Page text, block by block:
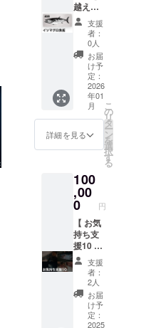
チャー
まで手
がけて
きた雑
誌編集
者・岩
崎裕司
氏編
集。 ・
サイズ
大判印
数：32p
■「心を
込めた
感謝の
メー
ル」
■「待ち
受け画
像デー
タ」5枚
Mission
100の迫
力ある
いち
こ」の
アート
ディレ
クショ
ンで知
られる
日本ベ
リエー
ルアー
ターが
デザイ
都道府
県・海
外50以
上の都
市と地
域を訪
れ、伝
統文化
から最
新カル
チャー
まで手
がけて
でご指
定くだ
さい。
・絵文
字や特
殊記
号、公
序良俗
に反す
る表
現、宣
伝目的
ます。
・掲載
順は五
または
アル
ファ
ベット
順で統
一いた
しま
す。
フォン
支援時
の「備
考欄」
にご希
望のお
名前を
ご記入
くださ
い。 ・
ご希望
のお名
前は全
24文字
以内）
でご指
定くだ
さい。
・絵文
字や特
殊記
号、公
序良俗
に反す
る表
現、宣
印刷で
す。ア
クリル
の厚
み、そ
して差
し込む
光が反
射する
ことに
よって
写真そ
のもの
に表現
されま
す。お
好きな
写真を1
枚選
択。 ・
サイ
ズ：
A3（29
7mm x
420mm
■「Mis
越えイ
ソマグ
ロ魚拓
プラン
】 ■イ
ソマグ
ロ魚拓
レプリ
カ 実際
に突い
た
105.5kg
のイソ
のレプ
リカで
す。原
寸大で
す。い
つで
も”100
kg越
え”をす
ぐそば
で感じ
ていた
だけま
す。 ・
支援
者：
0人
お届
け予
定：
2026
年01
月
詳細を見る
こ
の
リ
タ
ー
ン
を
選
択
す
る
100
,00
0 円
【 お気
持ち支
援10 】
■「心を
込めた
感謝の
メー
ル」
■「待ち
受け画
支援
者：
2人
お届
け予
定：
2025